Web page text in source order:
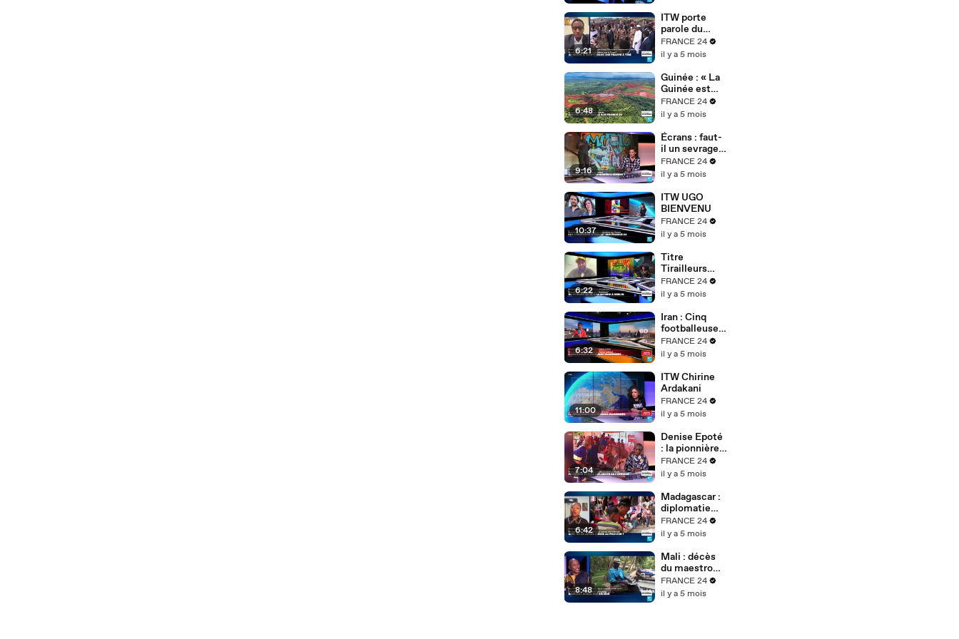
6:21
ITW porte
parole du
gouvernemen
t tchadien
FRANCE 24
il y a 5 mois
6:48
Guinée : « La
Guinée est
une dictature
» – Cellou
dénonce le
régime
Doumbouya
FRANCE 24
il y a 5 mois
9:16
Écrans : faut-
il un sevrage
numérique ?
Najat Vallaud-
alerte
FRANCE 24
il y a 5 mois
10:37
ITW UGO
BIENVENU
FRANCE 24
il y a 5 mois
6:22
Titre
Tirailleurs
africains :
l’exposition
Bonaventure
Soh Bejeng
Ndikung à
Berlin
FRANCE 24
il y a 5 mois
6:32
Iran : Cinq
footballeuses
iraniennes
obtiennent
Australie
FRANCE 24
il y a 5 mois
11:00
ITW Chirine
Ardakani
FRANCE 24
il y a 5 mois
7:04
Denise Epoté
: la pionnière
du journal
télévisé
raconte 40
ans de
carrière
FRANCE 24
il y a 5 mois
6:42
Madagascar :
diplomatie
tous azimuts
du président
après le
putsch
FRANCE 24
il y a 5 mois
8:48
Mali : décès
du maestro
Boncana
Maïga,
FRANCE 24
il y a 5 mois